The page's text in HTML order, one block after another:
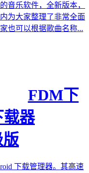
音乐软件，全新版本，
为大家整理了非常全面
也可以根据歌曲名称...
FDM下
载器
版
下载管理器。其高速